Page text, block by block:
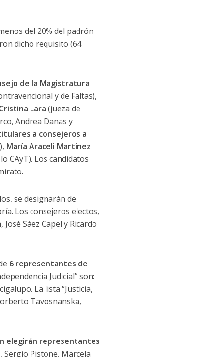
del 20% del padrón
dicho requisito (64
de la Magistratura
y de Faltas),
Lara (jueza de
Andrea Danas y
a consejeros a
María Araceli Martínez
CAyT). Los candidatos
se designarán de
Los consejeros electos,
Sáez Capel y Ricardo
6 representantes de
Judicial” son:
La lista “Justicia,
Tavosnanska,
elegirán representantes
Sergio Pistone, Marcela